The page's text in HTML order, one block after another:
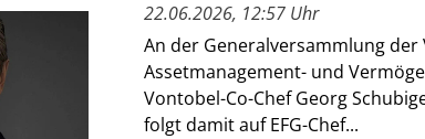
22.06.2026, 12:57 Uhr
An der Generalversammlung
Assetmanagement- und
Vontobel-Co-Chef Georg
folgt damit auf EFG-Chef...